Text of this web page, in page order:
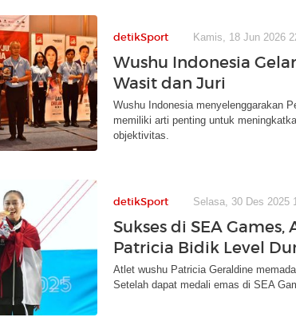
detikSport Kamis, 18 Jun 2026
Wushu Indonesia
Wasit dan Juri
Wushu Indonesia menyelenggarakan
memiliki arti penting untuk
objektivitas.
detikSport Selasa, 30 Des 2025
Sukses di SEA Games,
Patricia Bidik Level
Atlet wushu Patricia Geraldine
Setelah dapat medali emas di SEA